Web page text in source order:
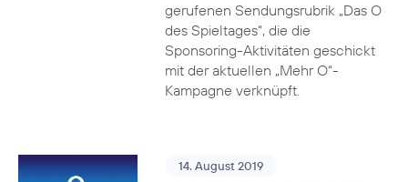
gerufenen Sendungsrubrik „Das O
des Spieltages“, die die
Sponsoring-Aktivitäten geschickt
mit der aktuellen „Mehr O“-
Kampagne verknüpft.
14. August 2019